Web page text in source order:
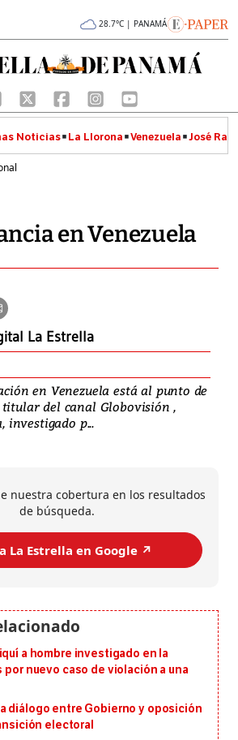
28.7°C | PANAMÁ
Noticias La Llorona Venezuela José
en Venezuela
La Estrella
en Venezuela está al punto de
del canal Globovisión ,
investigado p...
nuestra cobertura en los resultados
de búsqueda.
La Estrella en Google ↗️
a hombre investigado en la
nuevo caso de violación a una
diálogo entre Gobierno y oposición
electoral